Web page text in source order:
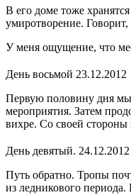
В его доме тоже
умиротворение.
У меня ощущение, что
День восьмой 23.12.2012
Первую половину дня мы
мероприятия. Затем
вихре. Со своей
День девятый. 24.12.2012
Путь обратно. Тропы
из ледникового